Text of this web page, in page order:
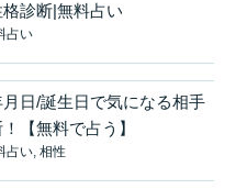
診断|無料占い
占い
日/誕生日で気になる相手
【無料で占う】
占い, 相性